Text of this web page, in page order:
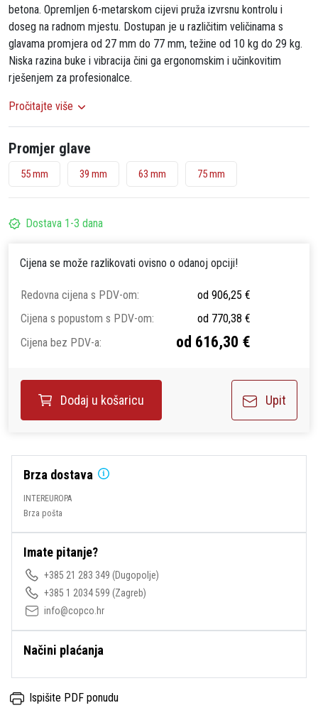
betona. Opremljen 6-metarskom cijevi pruža izvrsnu kontrolu i
doseg na radnom mjestu. Dostupan je u različitim veličinama s
glavama promjera od 27 mm do 77 mm, težine od 10 kg do 29 kg.
Niska razina buke i vibracija čini ga ergonomskim i učinkovitim
rješenjem za profesionalce.
Pročitajte više
Promjer glave
55 mm 39 mm 63 mm 75 mm
Dostava 1-3 dana
Cijena se može razlikovati ovisno o odanoj opciji!
Redovna cijena s PDV-om:
od 906,25 €
Cijena s popustom s PDV-om:
od 770,38 €
Cijena bez PDV-a:
od 616,30 €
Dodaj u košaricu Upit
Brza dostava
INTEREUROPA
Brza pošta
Imate pitanje?
+385 21 283 349 (Dugopolje)
+385 1 2034 599 (Zagreb)
info@copco.hr
Načini plaćanja
Ispišite PDF ponudu